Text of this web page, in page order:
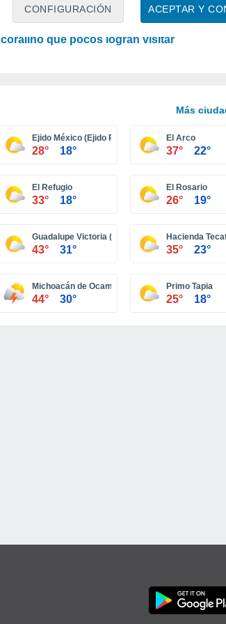
ACEPTAR Y
CONFIGURACIÓN
TIEMPO LIBRE
La isla más solitaria de México: el paraíso
coralino que pocos logran visitar
Más
Ejido México (Ejido Punta Colonet)
28° 18°
El Arco
37° 22°
El Refugio
33° 18°
El Rosario
26° 19°
Guadalupe Victoria (Km. 43)
43° 31°
Hacienda
35° 23°
Michoacán de Ocampo
44° 30°
Primo Tapia
25° 18°